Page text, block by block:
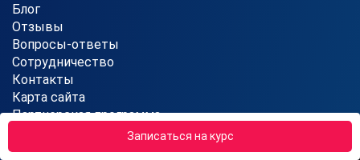
Записаться на курс
Блог
Отзывы
Вопросы-ответы
Сотрудничество
Контакты
Карта сайта
Партнерская программа
Реферальная программа
Обучение